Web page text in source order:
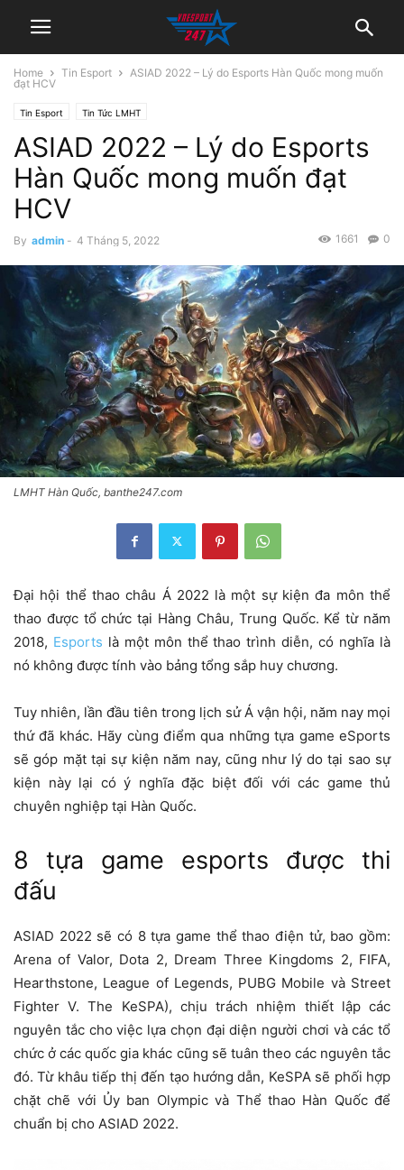
Home Tin Esport
ASIAD 2022 – Lý do Esports Hàn Quốc mong muốn
đạt HCV
Tin Esport Tin Tức LMHT
ASIAD 2022 – Lý do Esports
Hàn Quốc mong muốn đạt
HCV
By admin - 4 Tháng 5, 2022 0
1661
LMHT Hàn Quốc, banthe247.com
Đại hội thể thao châu Á 2022 là một sự kiện đa môn thể
thao được tổ chức tại Hàng Châu, Trung Quốc. Kể từ năm
2018, Esports là một môn thể thao trình diễn, có nghĩa là
nó không được tính vào bảng tổng sắp huy chương.
Tuy nhiên, lần đầu tiên trong lịch sử Á vận hội, năm nay mọi
thứ đã khác. Hãy cùng điểm qua những tựa game eSports
sẽ góp mặt tại sự kiện năm nay, cũng như lý do tại sao sự
kiện này lại có ý nghĩa đặc biệt đối với các game thủ
chuyên nghiệp tại Hàn Quốc.
8 tựa game esports được thi
đấu
ASIAD 2022 sẽ có 8 tựa game thể thao điện tử, bao gồm:
Arena of Valor, Dota 2, Dream Three Kingdoms 2, FIFA,
Hearthstone, League of Legends, PUBG Mobile và Street
Fighter V. The KeSPA), chịu trách nhiệm thiết lập các
nguyên tắc cho việc lựa chọn đại diện người chơi và các tổ
chức ở các quốc gia khác cũng sẽ tuân theo các nguyên tắc
đó. Từ khâu tiếp thị đến tạo hướng dẫn, KeSPA sẽ phối hợp
chặt chẽ với Ủy ban Olympic và Thể thao Hàn Quốc để
chuẩn bị cho ASIAD 2022.